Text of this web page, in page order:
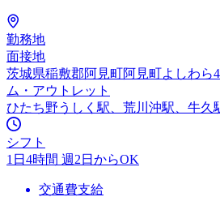
勤務地
面接地
茨城県稲敷郡阿見町阿見町よしわら
ム・アウトレット
ひたち野うしく駅、荒川沖駅、牛久
シフト
1日4時間 週2日からOK
交通費支給